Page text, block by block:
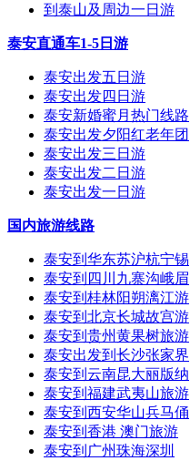
到泰山及周边一日游
泰安直通车1-5日游
泰安出发五日游
泰安出发四日游
泰安新婚蜜月热门线路
泰安出发夕阳红老年团
泰安出发三日游
泰安出发二日游
泰安出发一日游
国内旅游线路
泰安到华东苏沪杭宁锡
泰安到四川九寨沟峨眉
泰安到桂林阳朔漓江游
泰安到北京长城故宫游
泰安到贵州黄果树旅游
泰安出发到长沙张家界
泰安到云南昆大丽版纳
泰安到福建武夷山旅游
泰安到西安华山兵马俑
泰安到香港 澳门旅游
泰安到广州珠海深圳